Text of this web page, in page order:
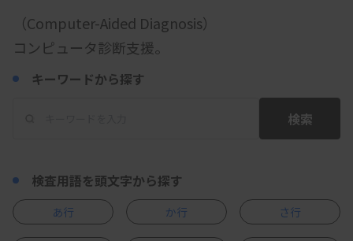
（Computer-Aided Diagnosis）
コンピュータ診断支援。
キーワードから探す
検索
検査用語を頭文字から探す
あ行 か行 さ行